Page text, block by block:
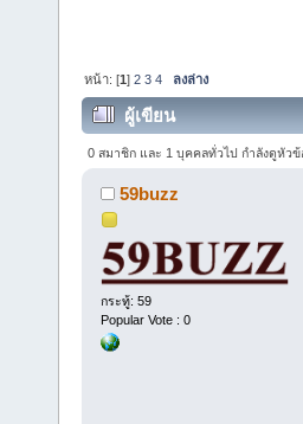
หน้า: [1]2 3 4 ลงล่าง
ผู้เขียน
0 สมาชิก และ 1 บุคคลทั่วไป กำลังดูหัว
59buzz
กระทู้: 59
Popular Vote : 0